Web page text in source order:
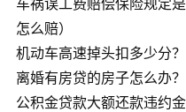
车祸误工费赔偿保险规定
怎么赔）
机动车高速掉头扣多少分
离婚有房贷的房子怎么办
公积金贷款大额还款违约